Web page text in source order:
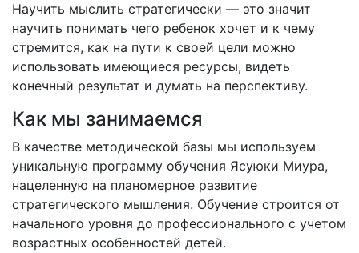
Научить мыслить стратегически — это значит
научить понимать чего ребенок хочет и к чему
стремится, как на пути к своей цели можно
использовать имеющиеся ресурсы, видеть
конечный результат и думать на перспективу.
Как мы занимаемся
В качестве методической базы мы используем
уникальную программу обучения Ясуюки Миура,
нацеленную на планомерное развитие
стратегического мышления. Обучение строится от
начального уровня до профессионального с учетом
возрастных особенностей детей.